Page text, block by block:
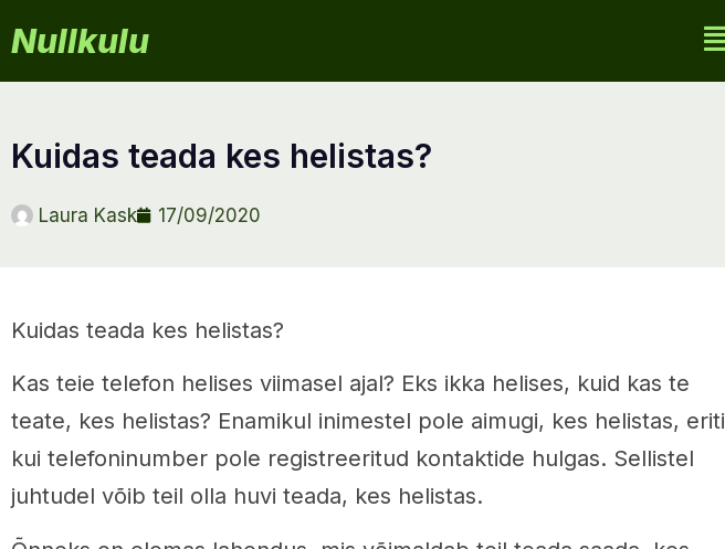
Nullkulu
kuidas teada kes helistas?
Laura Kask 17/09/2020
Kuidas teada kes helistas?
Kas teie telefon helises viimasel ajal? Eks ikka helises, kuid kas te
teate, kes helistas? Enamikul inimestel pole aimugi, kes helistas, eriti
kui telefoninumber pole registreeritud kontaktide hulgas. Sellistel
juhtudel võib teil olla huvi teada, kes helistas.